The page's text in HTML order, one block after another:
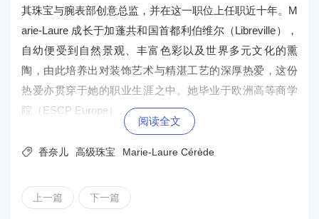
其珠宝与腕表部创意总监，并在这一职位上任职近十年。M
arie-Laure 成长于加蓬共和国首都利伯维尔（Libreville），
自幼便受到自然景观、丰富色彩以及世界多元文化的熏
陶，由此培养出对装饰艺术与精湛工艺的深厚热爱，这份
热爱亦贯穿于她的职业生涯之中。她毕业于欧洲高等商学
院（ESCP Europe）。
阅读全文
 香奈儿 高级珠宝 Marie-Laure Cérède
上一篇 下一篇